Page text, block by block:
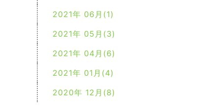
2021年 06月(1)
2021年 05月(3)
2021年 04月(6)
2021年 01月(4)
2020年 12月(8)